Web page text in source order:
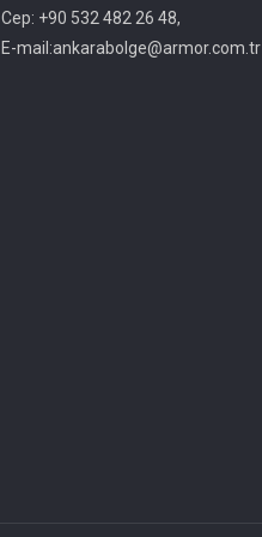
Cep: +90 532 482 26 48,
E-mail:ankarabolge@armor.com.tr